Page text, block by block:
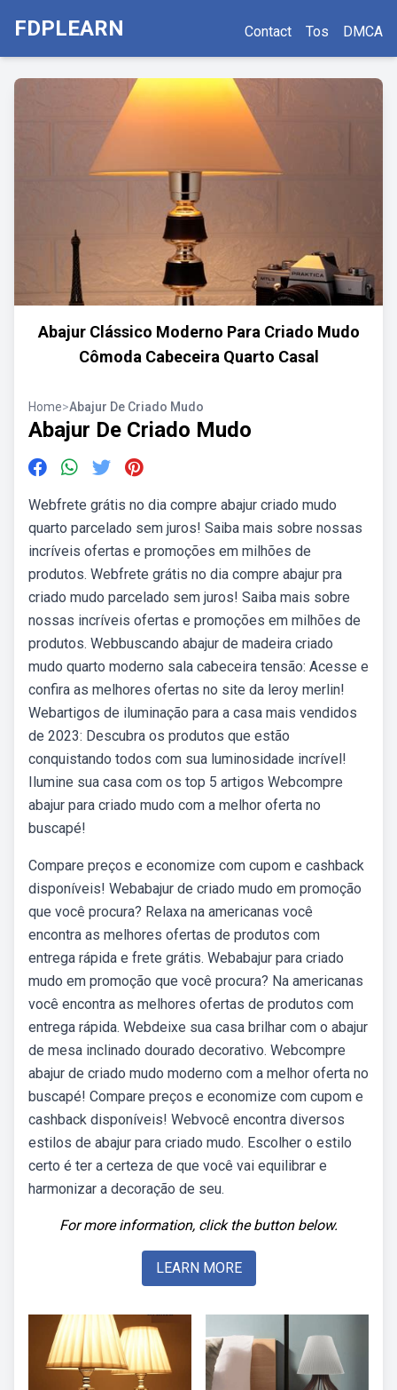
FDPLEARN Contact Tos DMCA
Abajur Clássico Moderno Para Criado Mudo
Cômoda Cabeceira Quarto Casal
Home>Abajur De Criado Mudo
Abajur De Criado Mudo
Webfrete grátis no dia compre abajur criado mudo
quarto parcelado sem juros! Saiba mais sobre nossas
incríveis ofertas e promoções em milhões de
produtos. Webfrete grátis no dia compre abajur pra
criado mudo parcelado sem juros! Saiba mais sobre
nossas incríveis ofertas e promoções em milhões de
produtos. Webbuscando abajur de madeira criado
mudo quarto moderno sala cabeceira tensão: Acesse e
confira as melhores ofertas no site da leroy merlin!
Webartigos de iluminação para a casa mais vendidos
de 2023: Descubra os produtos que estão
conquistando todos com sua luminosidade incrível!
Ilumine sua casa com os top 5 artigos Webcompre
abajur para criado mudo com a melhor oferta no
buscapé!
Compare preços e economize com cupom e cashback
disponíveis! Webabajur de criado mudo em promoção
que você procura? Relaxa na americanas você
encontra as melhores ofertas de produtos com
entrega rápida e frete grátis. Webabajur para criado
mudo em promoção que você procura? Na americanas
você encontra as melhores ofertas de produtos com
entrega rápida. Webdeixe sua casa brilhar com o abajur
de mesa inclinado dourado decorativo. Webcompre
abajur de criado mudo moderno com a melhor oferta no
buscapé! Compare preços e economize com cupom e
cashback disponíveis! Webvocê encontra diversos
estilos de abajur para criado mudo. Escolher o estilo
certo é ter a certeza de que você vai equilibrar e
harmonizar a decoração de seu.
For more information, click the button below.
LEARN MORE